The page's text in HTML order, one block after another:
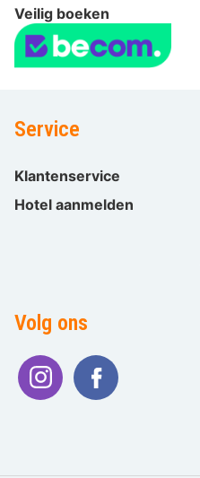
Veilig boeken
Service
Klantenservice
Hotel aanmelden
Volg ons